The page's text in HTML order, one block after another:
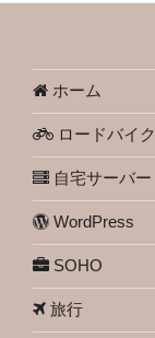
ホーム
ロードバイク
自宅サーバー
WordPress
SOHO
旅行